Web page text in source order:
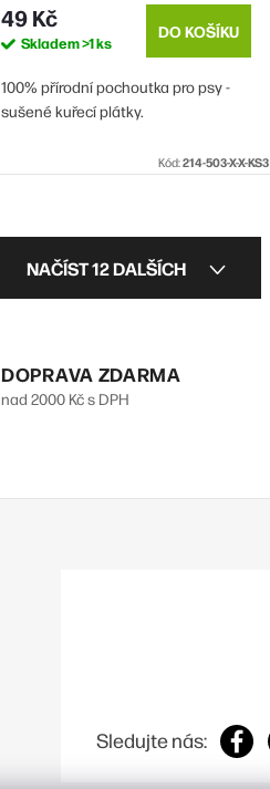
49 Kč
Skladem>1 ks
DO KOŠÍKU
100% přírodní pochoutka pro psy -
sušené kuřecí plátky.
Kód:214-503-X-X-KS3
NAČÍST 12 DALŠÍCH
DOPRAVA ZDARMA
nad 2000 Kč s DPH
Sledujte nás: